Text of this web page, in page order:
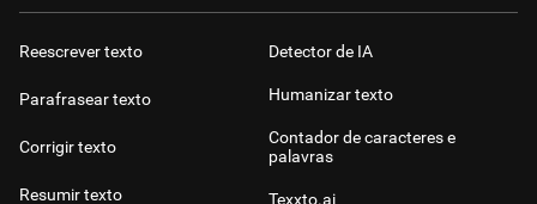
Reescrever texto
Parafrasear texto
Corrigir texto
Resumir texto
Detector de IA
Humanizar texto
Contador de caracteres e
palavras
Texxto.ai